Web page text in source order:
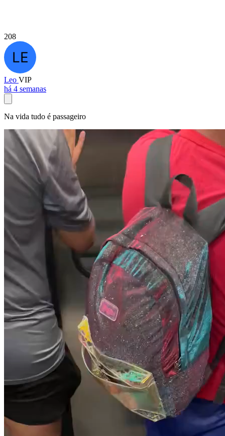
208
Leo VIP
há 4 semanas
Na vida tudo é passageiro